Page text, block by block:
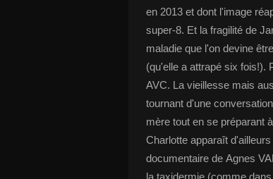
en 2013 et dont l'image
super-8. Et la fragilité de
maladie que l'on devine
(qu'elle a attrapé six fois!).
AVC. La vieillesse mais
tournant d'une
mère tout en se préparant
Charlotte apparaît
documentaire de Agnes
la taxidermie (comme